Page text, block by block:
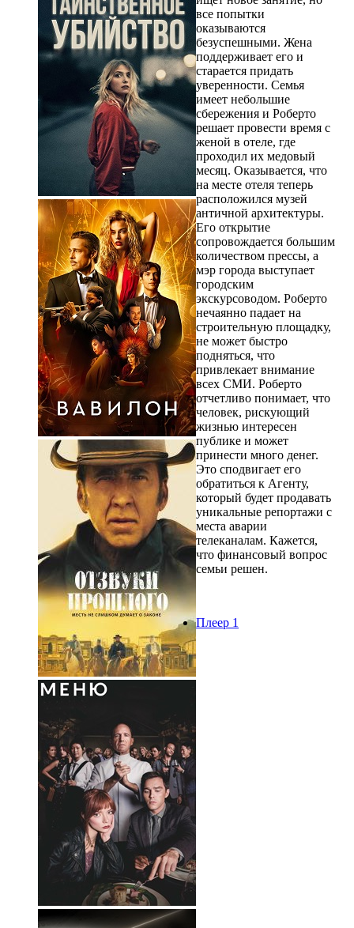
все попытки
оказываются
безуспешными. Жена
поддерживает его и
старается придать
уверенности. Семья
имеет небольшие
сбережения и Роберто
решает провести время с
женой в отеле, где
проходил их медовый
месяц. Оказывается, что
на месте отеля теперь
расположился музей
античной архитектуры.
Его открытие
сопровождается большим
количеством прессы, а
мэр города выступает
городским
экскурсоводом. Роберто
нечаянно падает на
строительную площадку,
не может быстро
подняться, что
привлекает внимание
всех СМИ. Роберто
отчетливо понимает, что
человек, рискующий
жизнью интересен
публике и может
принести много денег.
Это сподвигает его
обратиться к Агенту,
который будет продавать
уникальные репортажи с
места аварии
телеканалам. Кажется,
что финансовый вопрос
семьи решен.
Плеер 1